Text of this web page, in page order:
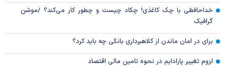
خداحافظی با چک کاغذی! چکاد چیست و چطور کار می‌کند؟ /موشن
گرافیک
برای در امان ماندن از کلاهبرداری بانکی چه باید کرد؟
لزوم تغییر پارادایم در نحوه تامین مالی اقتصاد